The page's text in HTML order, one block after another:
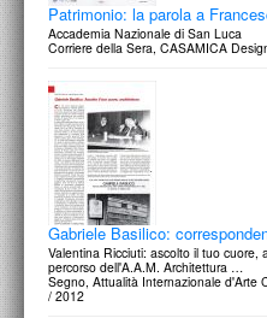
Patrimonio: la parola a
Accademia Nazionale di San Luca
Corriere della Sera, CASAMICA
Gabriele Basilico:
Valentina Ricciuti: ascolto il tuo cuore,
percorso dell'A.A.M. Architettura …
Segno, Attualità Internazionale d'Arte
/ 2012